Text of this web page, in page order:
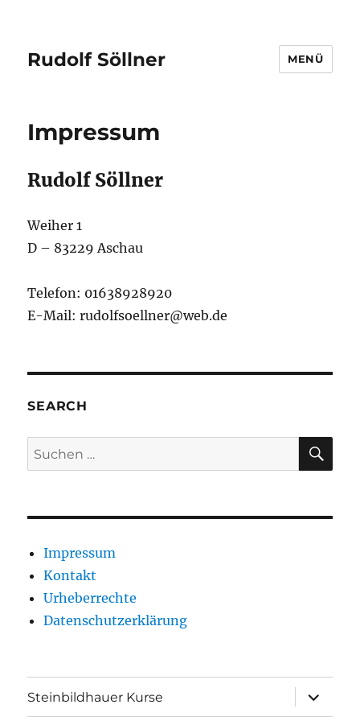
Rudolf Söllner MENÜ
Impressum
Rudolf Söllner
Weiher 1
D – 83229 Aschau
Telefon: 01638928920
E-Mail: rudolfsoellner@web.de
SEARCH
Suche
nach:
Impressum
Kontakt
Urheberrechte
Datenschutzerklärung
Steinbildhauer Kurse
anzeigen